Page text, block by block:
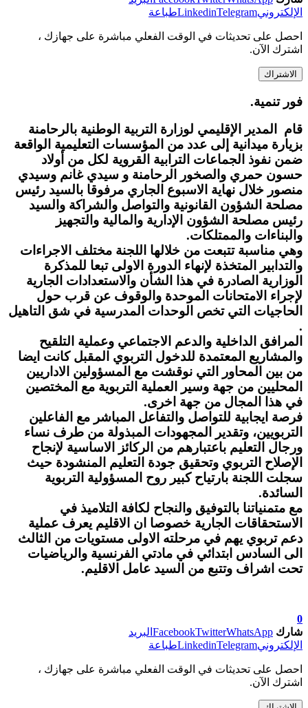
الإلكتروني
LinkedinTelegram طباعة
احصل على تحديثات في الوقت الفعلي مباشرة على جهازك ،
اشترك الآن.
الاشتراك
فور تنمية.
قام المدير الإقليمي لوزارة التربية الوطنية بالرحامنة
بزيارة ميدانية إلى عدد من المؤسسات التعليمية الواقعة
ضمن نفوذ الجماعات الترابية القروية لكل من أولاد
حسون حمري والصخور الرحامنة و سيدي غانم وسيدي
منصور خلال نهاية الاسبوع الجاري مرفوقا بالسيد رئيس
مصلحة الشؤون القانونية والتواصل والشراكة والسيد
رئيس مصلحة الشؤون الإدارية والمالية والتجهيز
والبناءات والممتلكات.
وهي مناسبة تتبعت من خلالها اللجنة مختلف الاجراءات
والتدابير المتخذة لإنهاء الدورة الاولى تبعا للمذكرة
الوزارية الصادرة في هذا الشأن والاستعدادات الجارية
لإجراء الامتحانات الموحدة والوقوف عن قرب حول
الحاجيات التي تخص الوحدات المدرسية في شق التاهيل
.
المرافق الداخلية والدعم الاجتماعي وعملية التلقيح
والمشاريع المعتمدة للدخول التربوي المقبل كانت ايضا
من بين المحاور التي نوقشت مع المسؤولين الاداريين
المحليين من جهة وسير العملية التربوية مع المختصين
في هذا المجال من جهة اخرى.
فرصة ايجابية للتواصل والتفاعل المباشر مع الفاعلين
التربويين، وتقدير المجهودات المبذولة من طرف نساء
ورجال التعليم باعتبارهم من الركائز الاساسية لإنجاح
الإصلاح التربوي وتحقيق جودة التعليم المنشودة حيث
سجلت اللجنة بارتياح كبير روح المسؤولية التربوية
السائدة.
مع متمنياتنا بالتوفيق والنجاح لكافة التلاميذ في
الاستحقاقات الجارية خصوصا ان الاقليم يعرف عملية
دعم تربوي يهم في مرحلته الاولى مستويات من الثالث
الى السادس ابتدائي في مادتي الفرنسية والرياضيات
تحت اشراف وتتبع من السيد عامل الاقليم.
0
شارك
FacebookTwitterWhatsApp
البريد
الإلكتروني
LinkedinTelegram طباعة
احصل على تحديثات في الوقت الفعلي مباشرة على جهازك ،
اشترك الآن.